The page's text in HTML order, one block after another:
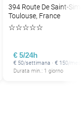
394 Route De Saint-
Toulouse, France
☆☆☆☆☆
€ 5/24h
€ 50/settimana · € 150/
Durata min.: 1 giorno